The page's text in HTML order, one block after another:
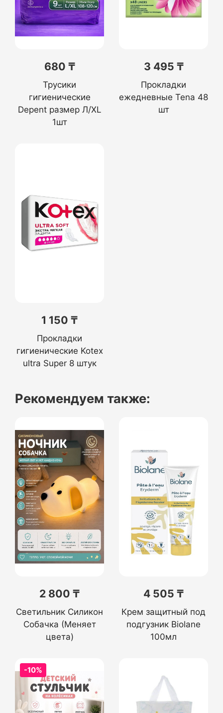
680 ₸
Трусики
гигиенические
Depent размер Л/XL
1шт
3 495 ₸
Прокладки
ежедневные Tena 48
шт
1 150 ₸
Прокладки
гигиенические Kotex
ultra Super 8 штук
Рекомендуем также:
2 800 ₸
Светильник Силикон
Собачка (Меняет
цвета)
4 505 ₸
Крем защитный под
подгузник Biolane
100мл
-10%